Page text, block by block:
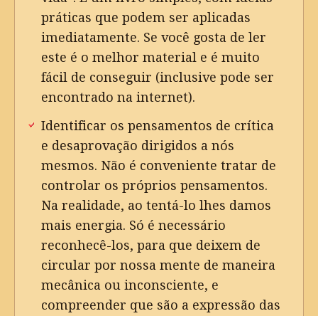
práticas que podem ser aplicadas
imediatamente. Se você gosta de ler
este é o melhor material e é muito
fácil de conseguir (inclusive pode ser
encontrado na internet).
Identificar os pensamentos de crítica
e desaprovação dirigidos a nós
mesmos. Não é conveniente tratar de
controlar os próprios pensamentos.
Na realidade, ao tentá-lo lhes damos
mais energia. Só é necessário
reconhecê-los, para que deixem de
circular por nossa mente de maneira
mecânica ou inconsciente, e
compreender que são a expressão das